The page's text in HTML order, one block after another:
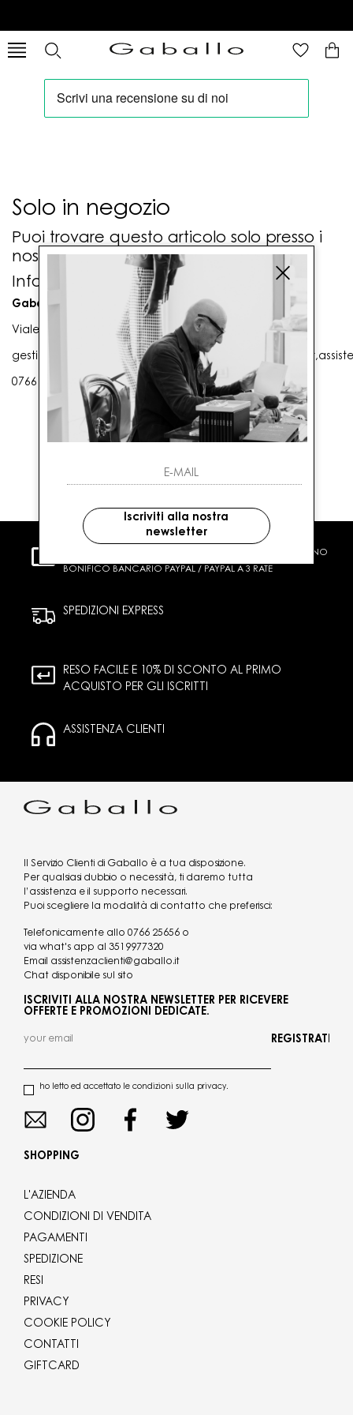
Solo in negozio
Puoi trovare questo articolo solo presso i
nostri punti vendita:
Info contatti
Gaballo Mario srl
Viale G. Matteotti n. 23 00053 Civitavecchia (RM)
0766 25656
CARTA DI CREDITO CONTRASSEGNO
BONIFICO BANCARIO PAYPAL / PAYPAL A 3 RATE
SPEDIZIONI EXPRESS
RESO FACILE E 10% DI SCONTO AL PRIMO
ACQUISTO PER GLI ISCRITTI
ASSISTENZA CLIENTI
Il Servizio Clienti di Gaballo è a tua disposizione.
Per qualsiasi dubbio o necessità, ti daremo tutta
l’assistenza e il supporto necessari.
Puoi scegliere la modalità di contatto che preferisci:
Telefonicamente allo 0766 25656 o
via what's app al 3519977320
Email assistenzaclienti@gaballo.it
Chat disponibile sul sito
ISCRIVITI ALLA NOSTRA NEWSLETTER PER RICEVERE
OFFERTE E PROMOZIONI DEDICATE.
ho letto ed accettato le condizioni sulla privacy.
REGISTRATI
SHOPPING
L'AZIENDA
CONDIZIONI DI VENDITA
PAGAMENTI
SPEDIZIONE
RESI
PRIVACY
COOKIE POLICY
CONTATTI
GIFTCARD
Iscriviti alla nostra
newsletter